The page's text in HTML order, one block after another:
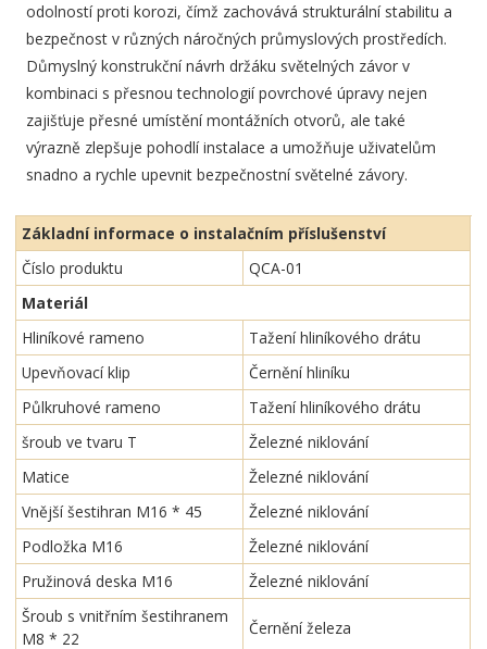
odolností proti korozi, čímž zachovává strukturální stabilitu a
bezpečnost v různých náročných průmyslových prostředích.
Důmyslný konstrukční návrh držáku světelných závor v
kombinaci s přesnou technologií povrchové úpravy nejen
zajišťuje přesné umístění montážních otvorů, ale také
výrazně zlepšuje pohodlí instalace a umožňuje uživatelům
snadno a rychle upevnit bezpečnostní světelné závory.
Základní informace o instalačním příslušenství
Číslo produktu
QCA-01
Materiál
Hliníkové rameno
Tažení hliníkového drátu
Upevňovací klip
Černění hliníku
Půlkruhové rameno
Tažení hliníkového drátu
šroub ve tvaru T
Železné niklování
Matice
Železné niklování
Vnější šestihran M16 * 45
Železné niklování
Podložka M16
Železné niklování
Pružinová deska M16
Železné niklování
Šroub s vnitřním šestihranem
M8 * 22
Černění železa